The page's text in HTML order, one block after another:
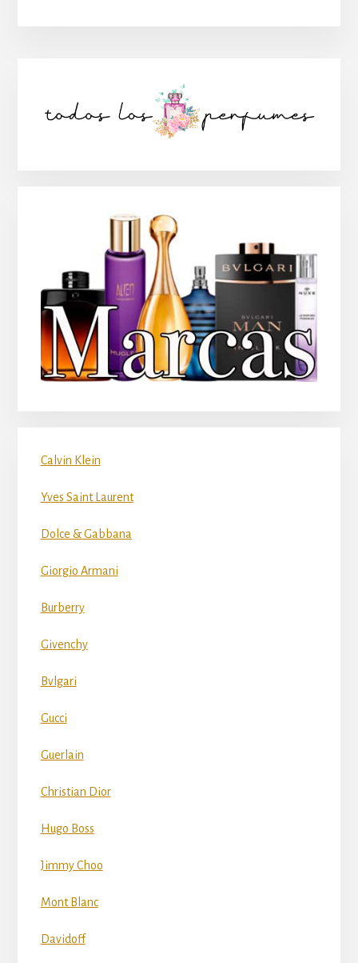
lateral
Calvin Klein
Yves Saint Laurent
Dolce & Gabbana
Giorgio Armani
Burberry
Givenchy
Bvlgari
Gucci
Guerlain
Christian Dior
Hugo Boss
Jimmy Choo
Mont Blanc
Davidoff